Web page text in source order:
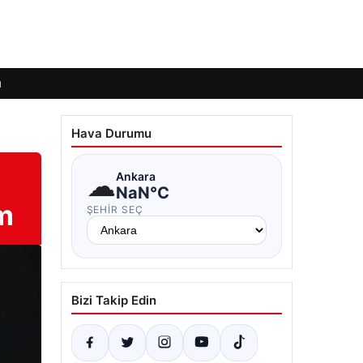
Hava Durumu
☁Ankara
NaN°C
ŞEHIR SEÇ
Bizi Takip Edin